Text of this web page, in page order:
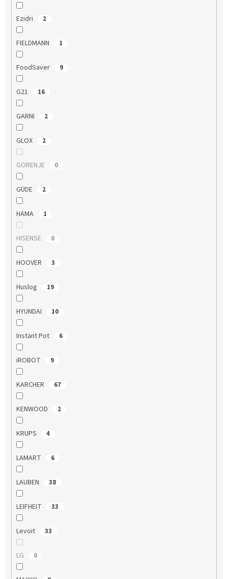
Ezidri 2
FIELDMANN 1
FoodSaver 9
G21 16
GARNI 2
GLOX 2
GORENJE 0
GÜDE 2
HAMA 1
HISENSE 0
HOOVER 3
Huslog 19
HYUNDAI 10
Instant Pot 6
iROBOT 9
KARCHER 67
KENWOOD 2
KRUPS 4
LAMART 6
LAUBEN 38
LEIFHEIT 33
Levoit 33
LG 0